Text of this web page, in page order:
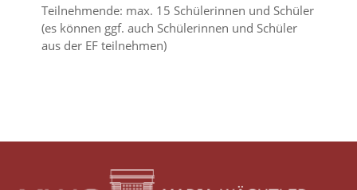
Teilnehmende: max. 15 Schülerinnen und Schüler
(es können ggf. auch Schülerinnen und Schüler
aus der EF teilnehmen)